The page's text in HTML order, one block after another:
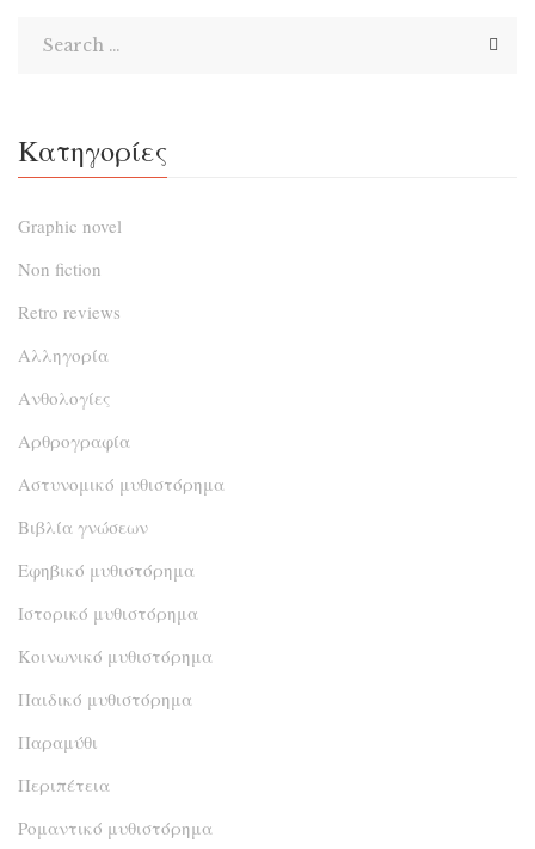
Κατηγορίες
Graphic novel
Non fiction
Retro reviews
Αλληγορία
Ανθολογίες
Αρθρογραφία
Αστυνομικό μυθιστόρημα
Βιβλία γνώσεων
Εφηβικό μυθιστόρημα
Ιστορικό μυθιστόρημα
Κοινωνικό μυθιστόρημα
Παιδικό μυθιστόρημα
Παραμύθι
Περιπέτεια
Ρομαντικό μυθιστόρημα